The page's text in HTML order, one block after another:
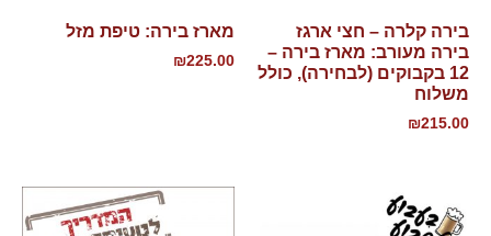
בירה קלרה – חצי ארגז
בירה מעורב: מארז בירה –
12 בקבוקים (לבחירה), כולל
משלוח
₪215.00
מארז בירה: טיפת מזל
₪225.00